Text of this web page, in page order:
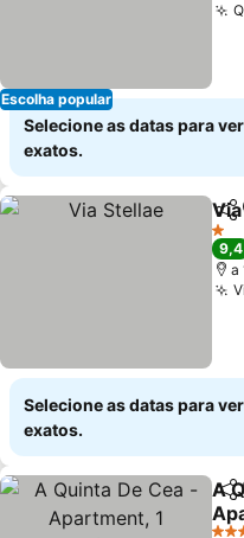
Escolha popular
Selecione as datas para
exatos.
1
9,4
a
Selecione as datas para
exatos.
A